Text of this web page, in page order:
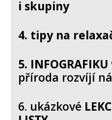
i skupiny
4. tipy na
5.
příroda rozvíjí
6. ukázkové